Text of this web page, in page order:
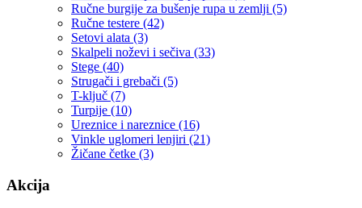
Ručne burgije za bušenje rupa u zemlji (5)
Ručne testere (42)
Setovi alata (3)
Skalpeli noževi i sečiva (33)
Stege (40)
Strugači i grebači (5)
T-ključ (7)
Turpije (10)
Ureznice i nareznice (16)
Vinkle uglomeri lenjiri (21)
Žičane četke (3)
Akcija